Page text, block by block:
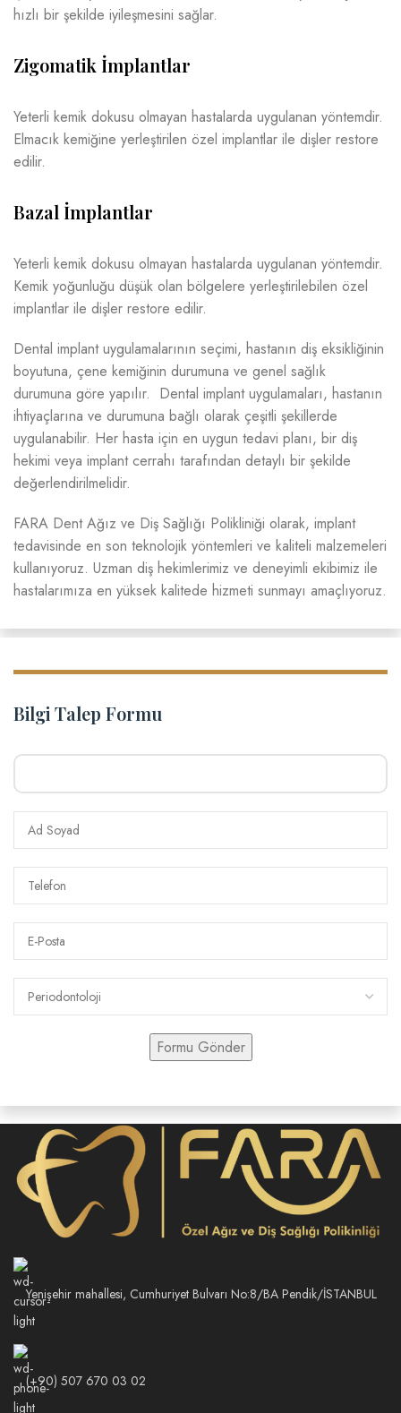
hızlı bir şekilde iyileşmesini sağlar.
Zigomatik İmplantlar
Yeterli kemik dokusu olmayan hastalarda uygulanan yöntemdir.
Elmacık kemiğine yerleştirilen özel implantlar ile dişler restore
edilir.
Bazal İmplantlar
Yeterli kemik dokusu olmayan hastalarda uygulanan yöntemdir.
Kemik yoğunluğu düşük olan bölgelere yerleştirilebilen özel
implantlar ile dişler restore edilir.
Dental implant uygulamalarının seçimi, hastanın diş eksikliğinin
boyutuna, çene kemiğinin durumuna ve genel sağlık
durumuna göre yapılır. Dental implant uygulamaları, hastanın
ihtiyaçlarına ve durumuna bağlı olarak çeşitli şekillerde
uygulanabilir. Her hasta için en uygun tedavi planı, bir diş
hekimi veya implant cerrahı tarafından detaylı bir şekilde
değerlendirilmelidir.
FARA Dent Ağız ve Diş Sağlığı Polikliniği olarak, implant
tedavisinde en son teknolojik yöntemleri ve kaliteli malzemeleri
kullanıyoruz. Uzman diş hekimlerimiz ve deneyimli ekibimiz ile
hastalarımıza en yüksek kalitede hizmeti sunmayı amaçlıyoruz.
Bilgi Talep Formu
Yenişehir mahallesi, Cumhuriyet Bulvarı No:8/BA Pendik/İSTANBUL
(+90) 507 670 03 02